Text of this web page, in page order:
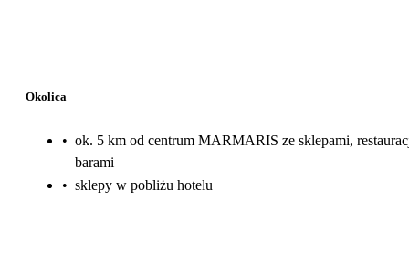
Okolica
• ok. 5 km od centrum MARMARIS ze sklepami,
barami
• sklepy w pobliżu hotelu